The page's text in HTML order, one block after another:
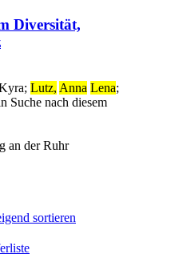
Diversität,
; Lutz, Anna Lena;
Suche nach diesem
an der Ruhr
sortieren